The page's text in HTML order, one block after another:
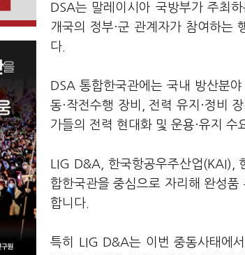
DSA는 말레이시아 국방부가 주최
개국의 정부·군 관계자가 참여하는
다.
DSA 통합한국관에는 국내 방산분
동·작전수행 장비, 전력 유지·정비
가들의 전력 현대화 및 운용·유지
LIG D&A, 한국항공우주산업(KAI),
합한국관을 중심으로 자리해 완성
합니다.
특히 LIG D&A는 이번 중동사태에